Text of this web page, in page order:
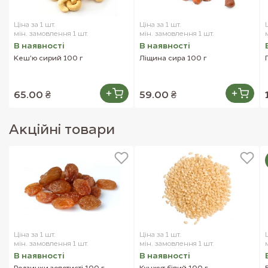
Ціна за 1 шт.
мін. замовлення 1 шт.
В наявностi
Кеш'ю сирий 100 г
65.00 ₴
Ціна за 1 шт.
мін. замовлення 1 шт.
В наявностi
Ліщина сира 100 г
59.00 ₴
Акцiйнi товари
Ціна за 1 шт.
мін. замовлення 1 шт.
В наявностi
Ціна за 1 шт.
мін. замовлення 1 шт.
В наявностi